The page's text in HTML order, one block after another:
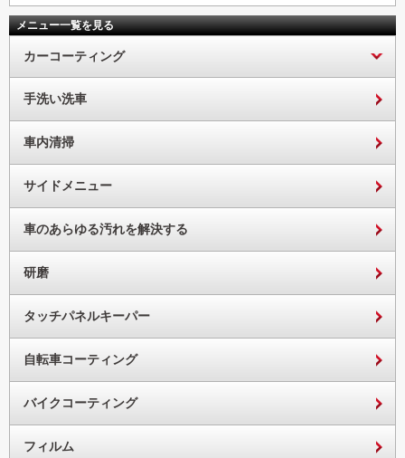
メニュー一覧を見る
カーコーティング
手洗い洗車
車内清掃
サイドメニュー
車のあらゆる汚れを解決する
研磨
タッチパネルキーパー
自転車コーティング
バイクコーティング
フィルム